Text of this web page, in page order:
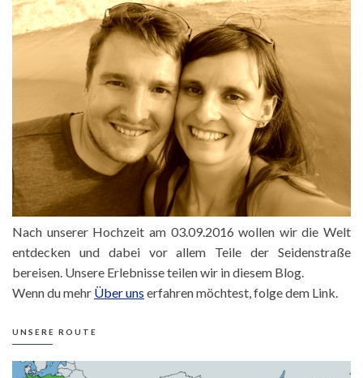
Nach unserer Hochzeit am 03.09.2016 wollen wir die Welt
entdecken und dabei vor allem Teile der Seidenstraße
bereisen. Unsere Erlebnisse teilen wir in diesem Blog.
Wenn du mehr Über uns erfahren möchtest, folge dem Link.
UNSERE ROUTE